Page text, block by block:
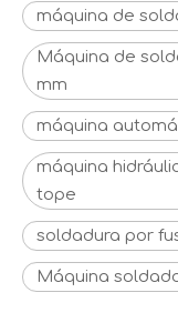
máquina de
Máquina de
mm
máquina
máquina
tope
soldadura por
Máquina